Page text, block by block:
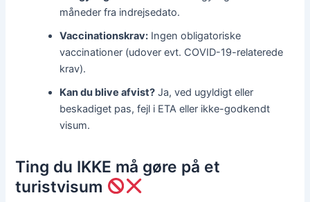
måneder fra indrejsedato.
Vaccinationskrav: Ingen obligatoriske
vaccinationer (udover evt. COVID-19-relaterede
krav).
Kan du blive afvist? Ja, ved ugyldigt eller
beskadiget pas, fejl i ETA eller ikke-godkendt
visum.
Ting du IKKE må gøre på et
turistvisum